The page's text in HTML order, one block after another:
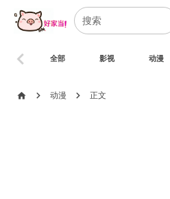
全部 影视 动漫
chevron_left
home chevron_right 动漫 chevron_right 正文